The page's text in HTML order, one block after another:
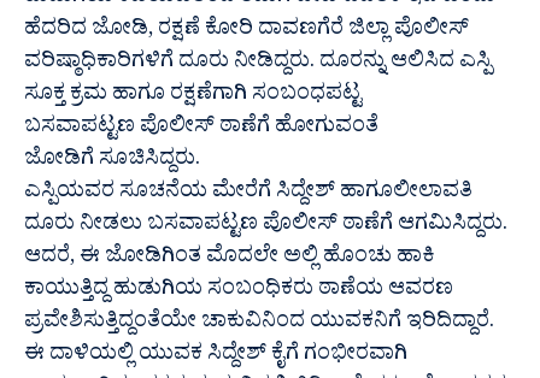
ಹೆದರಿದ ಜೋಡಿ, ರಕ್ಷಣೆ ಕೋರಿ ದಾವಣಗೆರೆ ಜಿಲ್ಲಾ ಪೊಲೀಸ್
ವರಿಷ್ಠಾಧಿಕಾರಿಗಳಿಗೆ‌ ದೂರು ನೀಡಿದ್ದರು. ದೂರನ್ನು ಆಲಿಸಿದ ಎಸ್ಪಿ
ಸೂಕ್ತ ಕ್ರಮ ಹಾಗೂ ರಕ್ಷಣೆಗಾಗಿ ಸಂಬಂಧಪಟ್ಟ
ಬಸವಾಪಟ್ಟಣ ಪೊಲೀಸ್ ಠಾಣೆಗೆ ಹೋಗುವಂತೆ
ಜೋಡಿಗೆ ಸೂಚಿಸಿದ್ದರು.
ಎಸ್ಪಿಯವರ ಸೂಚನೆಯ ಮೇರೆಗೆ ಸಿದ್ದೇಶ್ ಹಾಗೂ‌‌ಲೀಲಾವತಿ
ದೂರು ನೀಡಲು ಬಸವಾಪಟ್ಟಣ ಪೊಲೀಸ್ ಠಾಣೆಗೆ ಆಗಮಿಸಿದ್ದರು.
ಆದರೆ, ಈ ಜೋಡಿಗಿಂತ ಮೊದಲೇ ಅಲ್ಲಿ ಹೊಂಚು ಹಾಕಿ
ಕಾಯುತ್ತಿದ್ದ ಹುಡುಗಿಯ ಸಂಬಂಧಿಕರು ಠಾಣೆಯ ಆವರಣ
ಪ್ರವೇಶಿಸುತ್ತಿದ್ದಂತೆಯೇ ಚಾಕುವಿನಿಂದ ಯುವಕನಿಗೆ ಇರಿದಿದ್ದಾರೆ.
ಈ ದಾಳಿಯಲ್ಲಿ ಯುವಕ ಸಿದ್ದೇಶ್ ಕೈಗೆ ಗಂಭೀರವಾಗಿ